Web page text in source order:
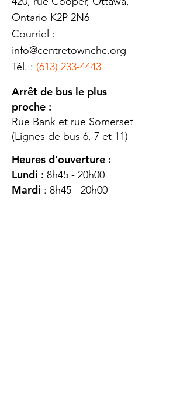
Ontario K2P 2N6
Courriel :
info@centretownchc.org
Tél. : (613) 233-4443
Arrêt de bus le plus
proche :
Rue Bank et rue Somerset
(Lignes de bus 6, 7 et 11)
Heures d'ouverture :
Lundi : 8h45 - 20h00
Mardi : 8h45 - 20h00